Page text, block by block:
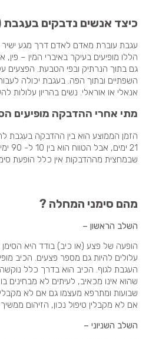
כיצד אנשים נדבקים בעגבת
עגבת עוברת מאדם לאדם דרך מגע ישיר
הללו מופיעים בעיקר באיברי המין –
גם בתוך הנרתיק ובפי הטבעת. הפצעים
השפתיים ובתוך הפה. בעגבת יכולה
אנאלי או אוראלי. נשים בהריון עלולות
מתי אחרי ההדבקה מופיעים
הזמן הממוצע הוא בין ההדבקה בעגבת
21
שבמחצית מההדבקות אין כלל הופעת
מהם סימני המחלה ?
השלב הראשון –
הופעה של פצע (או כיב) בודד היא
עלולים להיות גם מספר פצעים. הכיב
העגבת לגוף. הכיב הוא בדרך כלל נוקשה,
שבועות ומתרפא מעצמו גם אם לא
אם לא מקבלין טיפול נכון, הזיהום
השלב השניוני –